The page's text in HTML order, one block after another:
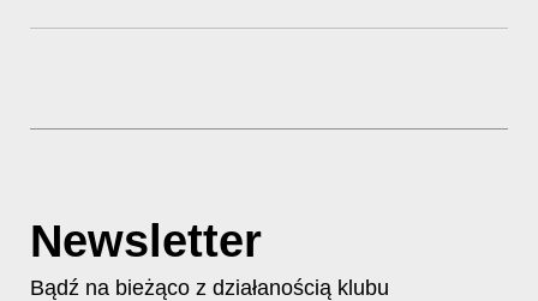
Newsletter
Bądź na bieżąco z działanością klubu